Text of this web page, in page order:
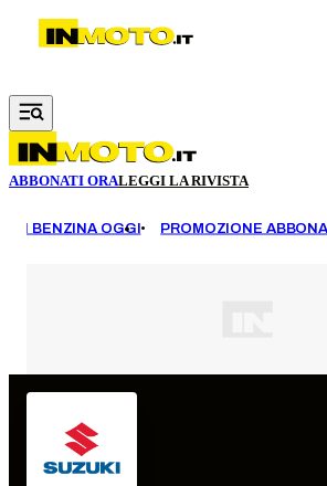
Vai al contenuto principale
ABBONATI ORALEGGI LA RIVISTA
BENZINA OGGI PROMOZIONE